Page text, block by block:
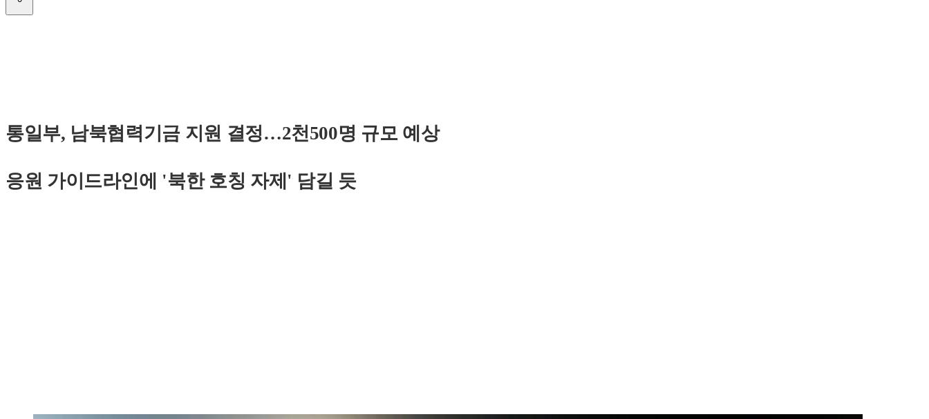
통일부, 남북협력기금 지원 결정…2천500명 규모 예상
응원 가이드라인에 '북한 호칭 자제' 담길 듯